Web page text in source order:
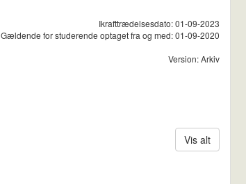
Ikrafttrædelsesdato: 01-09-2023
Gældende for studerende optaget fra og med: 01-09-2020
Version: Arkiv
Vis alt